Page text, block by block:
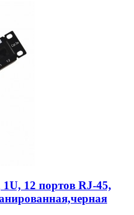
12 портов RJ-45,